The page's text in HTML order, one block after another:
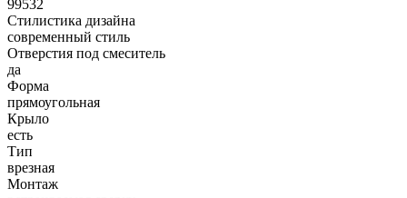
99532
Стилистика дизайна
современный стиль
Отверстия под смеситель
да
Форма
прямоугольная
Крыло
есть
Тип
врезная
Монтаж